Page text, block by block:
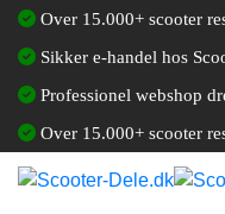
Fortsæt
indhold
Over 15.000+ scooter
Sikker e-handel hos
Professionel webshop
Over 15.000+ scooter